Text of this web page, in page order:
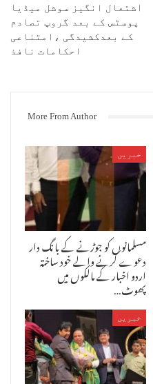
اشتعال انگیز سوشل میڈیا
پوسٹس کے بعد گروپ تصادم
کے بعدکشیدگی ،امتناعی
احکامات نافذ
More From Author
خبریں
مسلمانوں کو جوڑنے کے بانگ دار
دعوے کرنے والے خود ساختہ
اردو اخبار کے مالکوں میں
پھوٹ…
خبریں